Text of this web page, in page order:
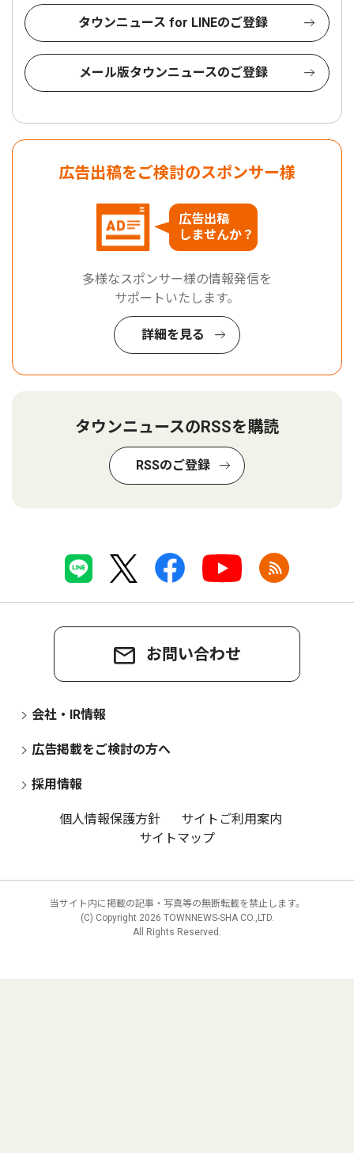
タウンニュース for LINEのご登録
メール版タウンニュースのご登録
広告出稿をご検討のスポンサー様
広告出稿
しませんか？
多様なスポンサー様の情報発信を
サポートいたします。
詳細を見る
タウンニュースのRSSを購読
RSSのご登録
お問い合わせ
会社・IR情報
広告掲載をご検討の方へ
採用情報
個人情報保護方針
サイトご利用案内
サイトマップ
当サイト内に掲載の記事・写真等の無断転載を禁止します。
(C) Copyright 2026 TOWNNEWS-SHA CO.,LTD.
All Rights Reserved.